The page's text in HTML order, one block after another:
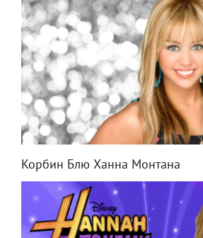
Корбин Блю Ханна Монтана